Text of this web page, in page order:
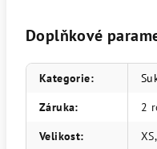
Doplňkové
Kategorie:
Záruka:
2
Velikost: